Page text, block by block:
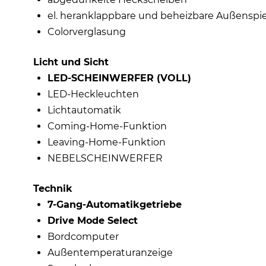
el. heranklappbare und beheizbare
Colorverglasung
Licht und Sicht
LED-SCHEINWERFER (VOLL)
LED-Heckleuchten
Lichtautomatik
Coming-Home-Funktion
Leaving-Home-Funktion
NEBELSCHEINWERFER
Technik
7-Gang-Automatikgetriebe
Drive Mode Select
Bordcomputer
Außentemperaturanzeige